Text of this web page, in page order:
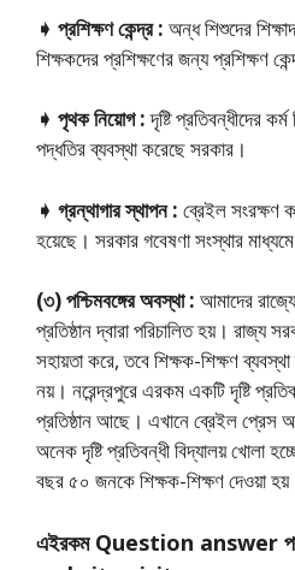
➧ প্রশিক্ষণ কেন্দ্র : অন্ধ শিশুদের
শিক্ষকদের প্রশিক্ষণের জন্য প্রশিক্ষণ
➧ পৃথক নিয়োগ :দৃষ্টি প্রতিবন্ধীদের
পদ্ধতির ব্যবস্থা করেছে সরকার।
➧ গ্রন্থাগার স্থাপন : ব্রেইল সংরক্ষণ
হয়েছে। সরকার গবেষণা সংস্থার
(৩) পশ্চিমবঙ্গের অবস্থা : আমাদের রাজ্যে
প্রতিষ্ঠান দ্বারা পরিচালিত হয়।
সহায়তা করে, তবে শিক্ষক-শিক্ষণ
নয়। নরেন্দ্রপুরে এরকম একটি দৃষ্টি
প্রতিষ্ঠান আছে। এখানে ব্রেইল প্রেস
অনেক দৃষ্টি প্রতিবন্ধী বিদ্যালয় খােলা
বছর ৫০ জনকে শিক্ষক-শিক্ষণ দেওয়া
এইরকম Question answer